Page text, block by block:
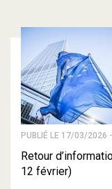
PUBLIÉ LE 17/03/
Retour
12 février)